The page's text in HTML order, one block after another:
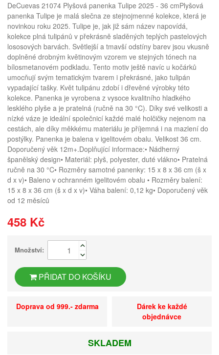
DeCuevas 21074 Plyšová panenka Tulipe 2025 - 36 cmPlyšová
panenka Tulipe je malá slečna ze stejnojmenné kolekce, která je
novinkou roku 2025. Tulipe je, jak již sám název napovídá,
kolekce plná tulipánů v překrásně sladěných teplých pastelových
lososových barvách. Světlejší a tmavší odstíny barev jsou vkusně
doplněné drobným květinovým vzorem ve stejných tónech na
bílosmetanovém podkladu. Tento motiv ještě navíc u kočárků
umocňují svým tematickým tvarem i překrásné, jako tulipán
vypadající tašky. Květ tulipánu zdobí i dřevěné výrobky této
kolekce. Panenka je vyrobena z vysoce kvalitního hladkého
lesklého plyše a je pratelná (ručně na 30 °C). Díky své velikosti a
nízké váze je ideální společnicí každé malé holčičky nejenom na
cestách, ale díky měkkému materiálu je příjemná i na mazlení do
postýlky. Panenka je balena v igelitovém obalu. Velikost 36 cm.
Doporučený věk 12m+.Doplňující informace:• Nádherný
španělský design• Materiál: plyš, polyester, duté vlákno• Pratelná
ručně na 30 °C• Rozměry samotné panenky: 15 x 8 x 36 cm (š x
d x v)• Baleno v ochranném igelitovém obalu • Rozměry balení:
15 x 8 x 36 cm (š x d x v)• Váha balení: 0,12 kg• Doporučený věk
od 12 měsíců
458 Kč
Množství:
PŘIDAT DO KOŠÍKU
Doprava od 999.- zdarma
Dárek ke každé
objednávce
SKLADEM